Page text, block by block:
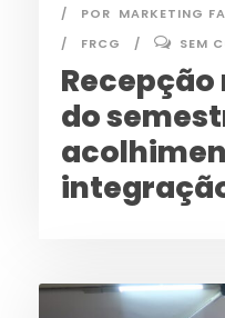
POR MARKETING
FRCG
SEM
do